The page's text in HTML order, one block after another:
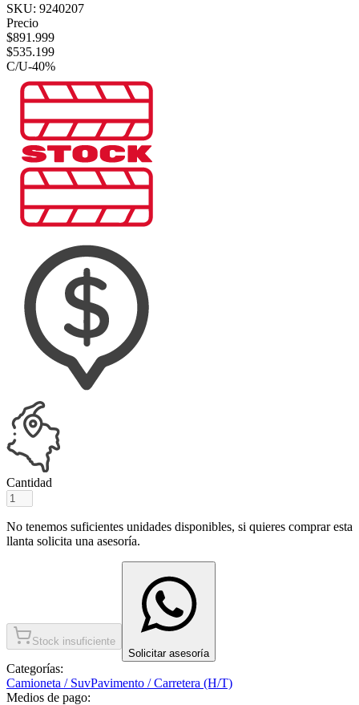
SKU: 9240207
Precio
$891.999
$535.199
C/U-40%
Cantidad
No tenemos suficientes unidades disponibles, si quieres comprar esta
llanta solicita una asesoría.
Stock insuficiente
Solicitar asesoría
Categorías:
Camioneta / SuvPavimento / Carretera (H/T)
Medios de pago: